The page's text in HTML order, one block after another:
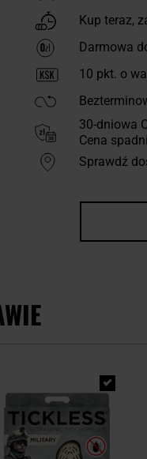
Kup teraz,
Darmowa
10 pkt. o
30-dniowa
Cena
Sprawdź